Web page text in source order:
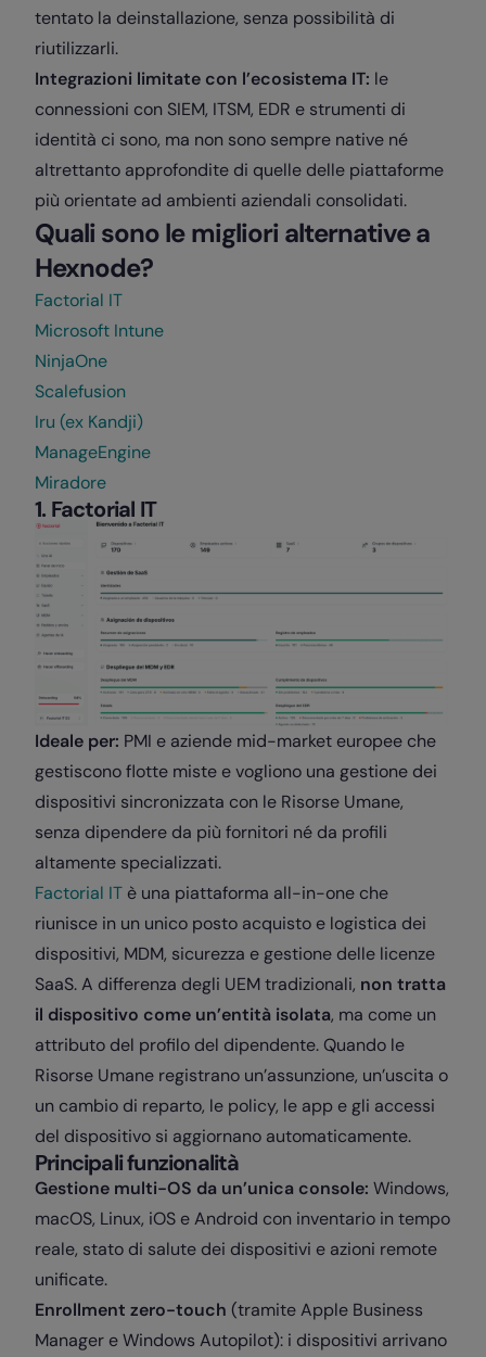
tentato la deinstallazione, senza possibilità di
riutilizzarli.
Integrazioni limitate con l’ecosistema IT: le
connessioni con SIEM, ITSM, EDR e strumenti di
identità ci sono, ma non sono sempre native né
altrettanto approfondite di quelle delle piattaforme
più orientate ad ambienti aziendali consolidati.
Quali sono le migliori alternative a
Hexnode?
Factorial IT
Microsoft Intune
NinjaOne
Scalefusion
Iru (ex Kandji)
ManageEngine
Miradore
1. Factorial IT
Ideale per: PMI e aziende mid-market europee che
gestiscono flotte miste e vogliono una gestione dei
dispositivi sincronizzata con le Risorse Umane,
senza dipendere da più fornitori né da profili
altamente specializzati.
Factorial IT è una piattaforma all-in-one che
riunisce in un unico posto acquisto e logistica dei
dispositivi, MDM, sicurezza e gestione delle licenze
SaaS. A differenza degli UEM tradizionali, non tratta
il dispositivo come un’entità isolata, ma come un
attributo del profilo del dipendente. Quando le
Risorse Umane registrano un’assunzione, un’uscita o
un cambio di reparto, le policy, le app e gli accessi
del dispositivo si aggiornano automaticamente.
Principali funzionalità
Gestione multi-OS da un’unica console: Windows,
macOS, Linux, iOS e Android con inventario in tempo
reale, stato di salute dei dispositivi e azioni remote
unificate.
Enrollment zero-touch (tramite Apple Business
Manager e Windows Autopilot): i dispositivi arrivano